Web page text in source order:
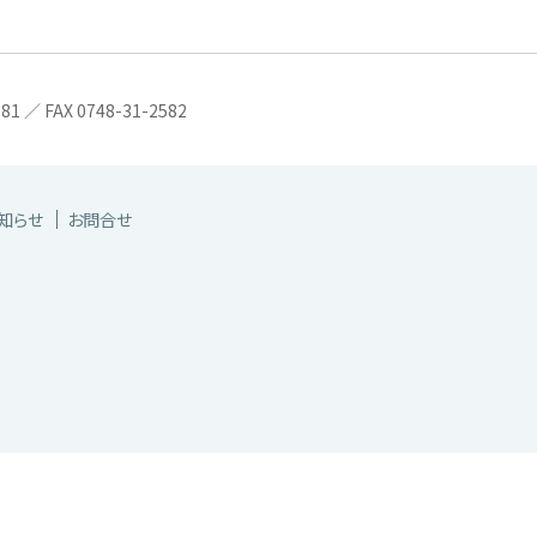
／ FAX 0748-31-2582
らせ お問合せ